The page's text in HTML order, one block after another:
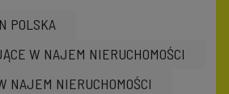
POLSKA
W NAJEM NIERUCHOMOŚCI
NAJEM NIERUCHOMOŚCI